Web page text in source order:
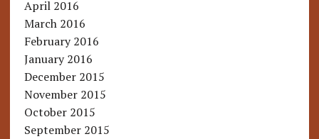
April 2016
March 2016
February 2016
January 2016
December 2015
November 2015
October 2015
September 2015